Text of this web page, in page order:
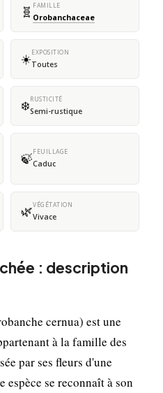
🧬 FAMILLE
Orobanchaceae
☀️EXPOSITION
Toutes
❄️RUSTICITÉ
Semi-rustique
🍃FEUILLAGE
Caduc
🌿VÉGÉTATION
Vivace
: description
cernua) est une
à la famille des
par ses fleurs d'une
se reconnaît à son